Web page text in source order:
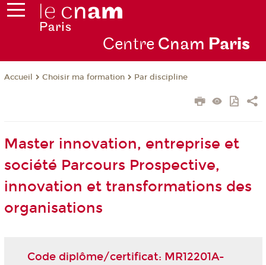
Centre Cnam Paris
Accueil Choisir ma formation Par discipline
Master innovation, entreprise et
société Parcours Prospective,
innovation et transformations des
organisations
Code diplôme/certificat: MR12201A-